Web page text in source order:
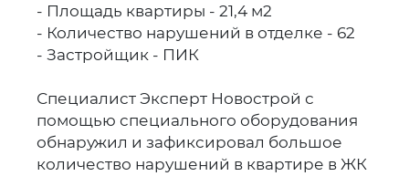
- Площадь квартиры - 21,4 м2
- Количество нарушений в отделке - 62
- Застройщик - ПИК
Специалист Эксперт Новострой с
помощью специального оборудования
обнаружил и зафиксировал большое
количество нарушений в квартире в ЖК